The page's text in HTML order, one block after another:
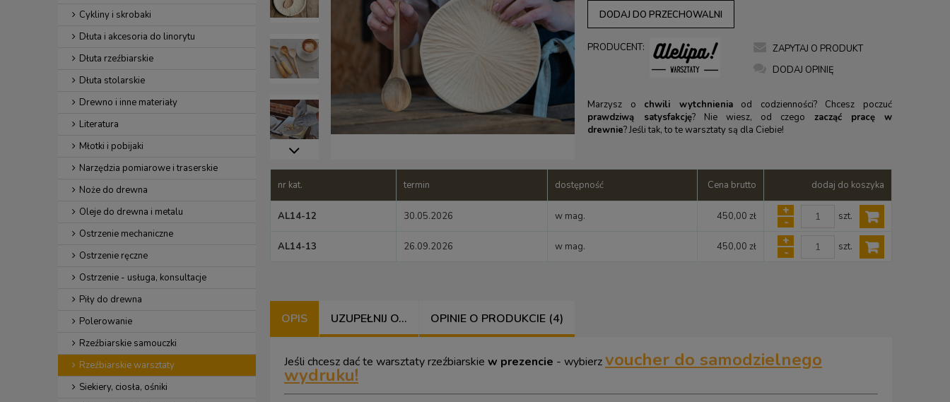
Cykliny i skrobaki
Dłuta i akcesoria do linorytu
Dłuta rzeźbiarskie
Dłuta stolarskie
Drewno i inne materiały
Literatura
Młotki i pobijaki
Narzędzia pomiarowe i traserskie
Noże do drewna
Oleje do drewna i metalu
Ostrzenie mechaniczne
Ostrzenie ręczne
Ostrzenie - usługa, konsultacje
Piły do drewna
Polerowanie
Rzeźbiarskie samouczki
Rzeźbiarskie warsztaty
Siekiery, ciosła, ośniki
DODAJ DO PRZECHOWALNI
PRODUCENT:
ZAPYTAJ O PRODUKT
DODAJ OPINIĘ
Marzysz o chwili wytchnieniaod codzienności? Chcesz poczuć
prawdziwą satysfakcję? Nie wiesz, od czego zacząć pracę w
drewnie? Jeśli tak, to te warsztaty są dla Ciebie!
nr kat. termin dostępność Cena brutto dodaj do koszyka
AL14-12 30.05.2026 w mag. 450,00 zł
+
-
szt.
AL14-13 26.09.2026 w mag. 450,00 zł
+
-
szt.
OPIS UZUPEŁNIJ O... OPINIE O PRODUKCIE (4)
Jeśli chcesz dać te warsztaty rzeźbiarskie w prezencie - wybierzvoucher do samodzielnego
wydruku!